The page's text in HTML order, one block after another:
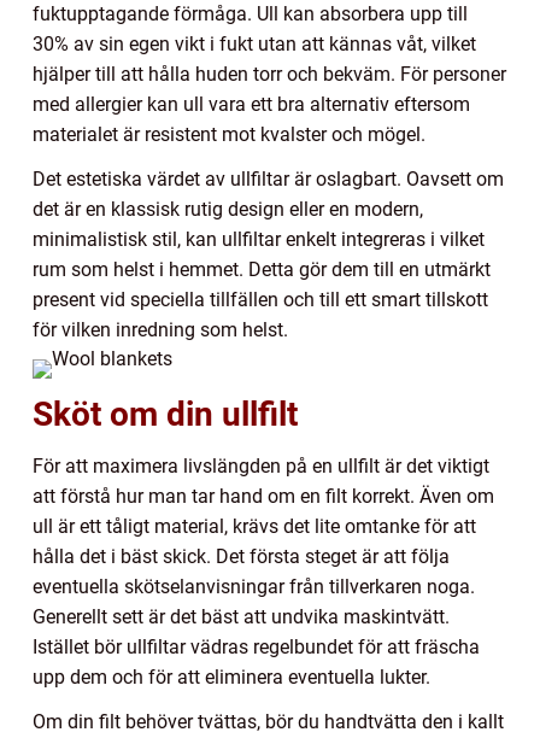
fuktupptagande förmåga. Ull kan absorbera upp till
30% av sin egen vikt i fukt utan att kännas våt, vilket
hjälper till att hålla huden torr och bekväm. För personer
med allergier kan ull vara ett bra alternativ eftersom
materialet är resistent mot kvalster och mögel.
Det estetiska värdet av ullfiltar är oslagbart. Oavsett om
det är en klassisk rutig design eller en modern,
minimalistisk stil, kan ullfiltar enkelt integreras i vilket
rum som helst i hemmet. Detta gör dem till en utmärkt
present vid speciella tillfällen och till ett smart tillskott
för vilken inredning som helst.
Sköt om din ullfilt
För att maximera livslängden på en ullfilt är det viktigt
att förstå hur man tar hand om en filt korrekt. Även om
ull är ett tåligt material, krävs det lite omtanke för att
hålla det i bäst skick. Det första steget är att följa
eventuella skötselanvisningar från tillverkaren noga.
Generellt sett är det bäst att undvika maskintvätt.
Istället bör ullfiltar vädras regelbundet för att fräscha
upp dem och för att eliminera eventuella lukter.
Om din filt behöver tvättas, bör du handtvätta den i kallt